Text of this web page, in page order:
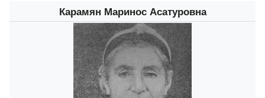
Карамян Маринос Асатуровна